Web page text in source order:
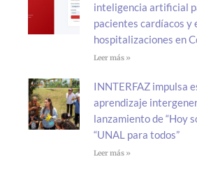
inteligencia artificial
pacientes cardíacos y
hospitalizaciones en
Leer más »
INNTERFAZ impulsa
aprendizaje
lanzamiento de “Hoy
“UNAL para todos”
Leer más »